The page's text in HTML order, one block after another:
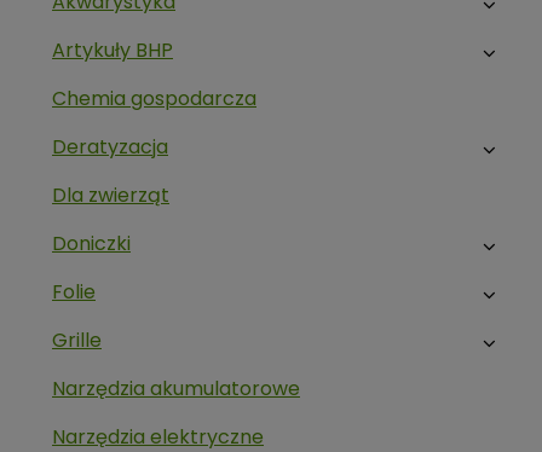
Artykuły BHP
Chemia gospodarcza
Deratyzacja
Dla zwierząt
Doniczki
Folie
Grille
Narzędzia akumulatorowe
Narzędzia elektryczne